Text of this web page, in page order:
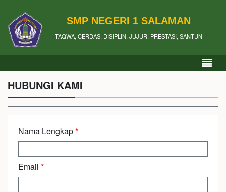
SMP NEGERI 1 SALAMAN
TAQWA, CERDAS, DISIPLIN, JUJUR, PRESTASI, SANTUN
HUBUNGI KAMI
Nama Lengkap*
Email *